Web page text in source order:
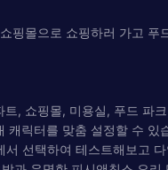
핑몰으로 쇼핑하러 가고
, 쇼핑몰, 미용실, 푸드 파
캐릭터를 맞춤 설정할 수 있
선택하여 테스트해보고